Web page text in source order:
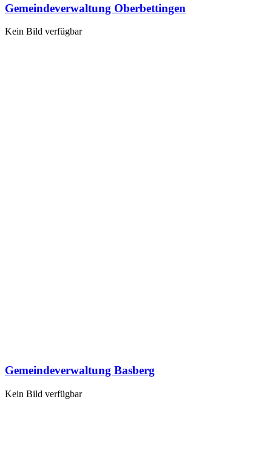
Gemeindeverwaltung Oberbettingen
Kein Bild verfügbar
Gemeindeverwaltung Basberg
Kein Bild verfügbar